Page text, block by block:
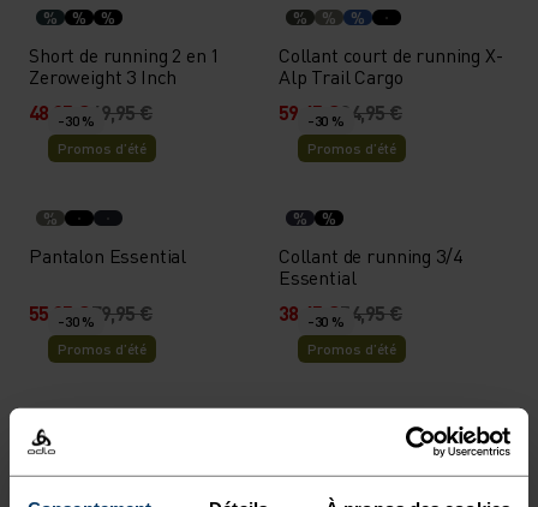
% % %
Short de running 2 en 1
Zeroweight 3 Inch
48,95 €69,95 €
% % %
Collant court de running X-
Alp Trail Cargo
59,45 €84,95 €
-30 %
Promos d’été
%
Pantalon Essential
55,95 €79,95 €
-30 %
Promos d’été
% %
Collant de running 3/4
Essential
38,45 €54,95 €
-30 %
Promos d’été
Short de running 2 en 1 X-
Alp Trail 5 Inch
-30 %
Promos d’été
Pantalon de running
Zeroweight